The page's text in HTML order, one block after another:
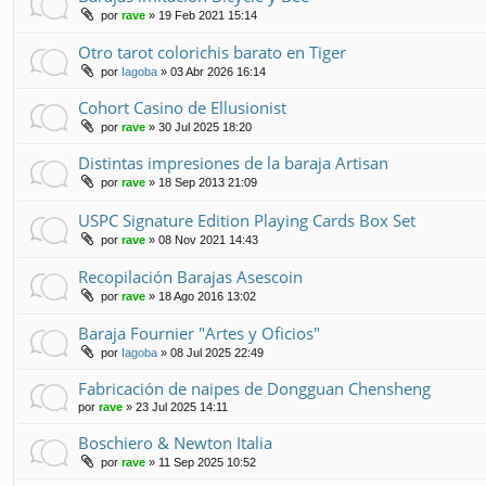
por rave » 19 Feb 2021 15:14
Otro tarot colorichis barato en Tiger
por Iagoba » 03 Abr 2026 16:14
Cohort Casino de Ellusionist
por rave » 30 Jul 2025 18:20
Distintas impresiones de la baraja Artisan
por rave » 18 Sep 2013 21:09
USPC Signature Edition Playing Cards Box Set
por rave » 08 Nov 2021 14:43
Recopilación Barajas Asescoin
por rave » 18 Ago 2016 13:02
Baraja Fournier "Artes y Oficios"
por Iagoba » 08 Jul 2025 22:49
Fabricación de naipes de Dongguan Chensheng
por rave » 23 Jul 2025 14:11
Boschiero & Newton Italia
por rave » 11 Sep 2025 10:52